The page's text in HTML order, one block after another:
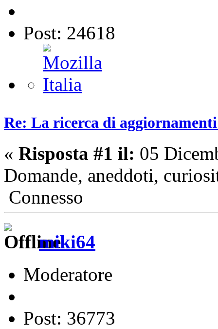
Post: 24618
Re: La ricerca di
« Risposta #1 il: 05
Domande, aneddoti,
Connesso
miki64
Moderatore
Post: 36773